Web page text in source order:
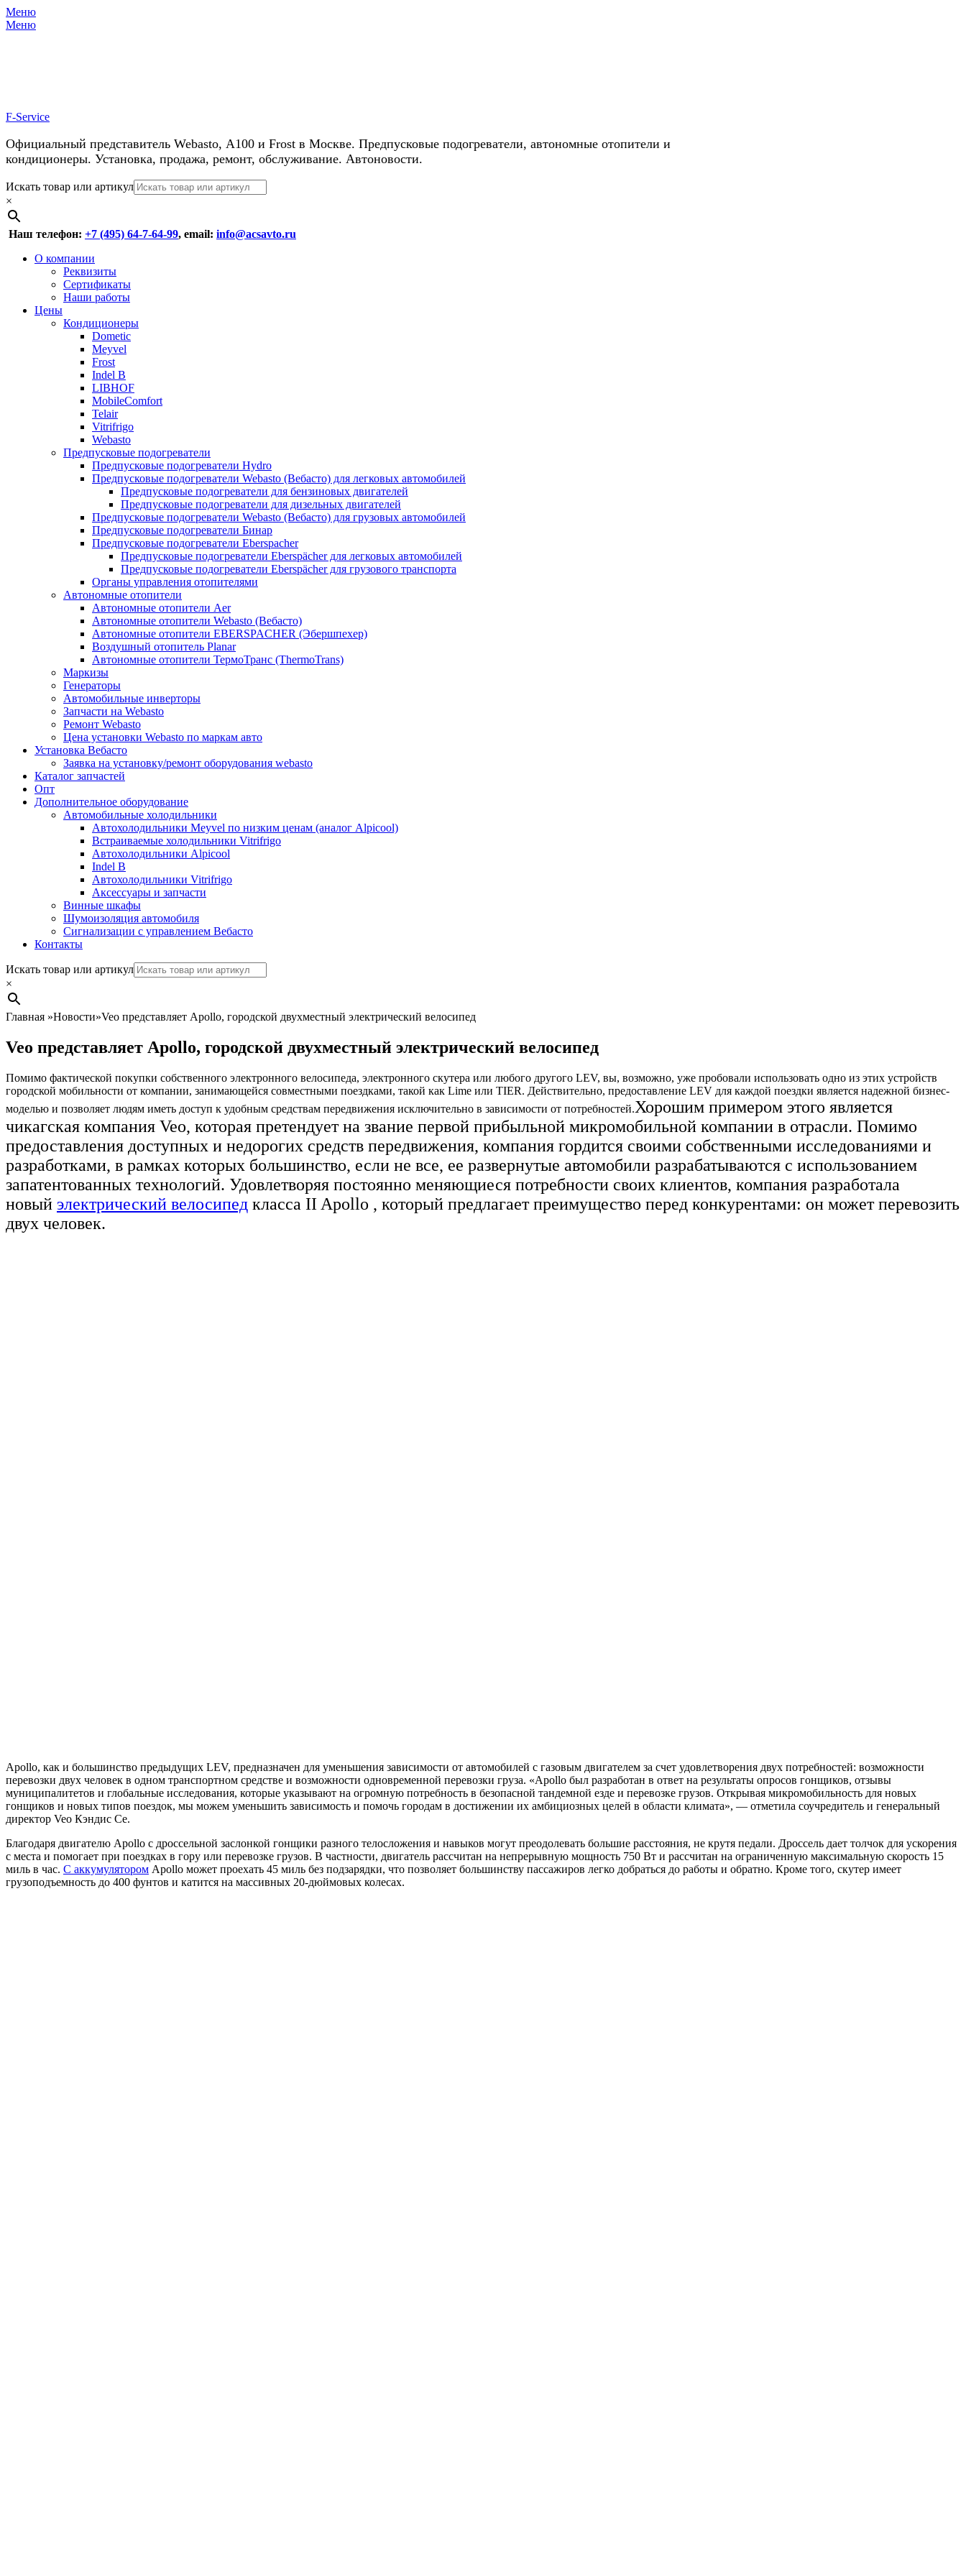
Меню
Меню
F-Service
Официальный представитель Webasto, А100 и Frost в Москве. Предпусковые подогреватели, автономные отопители и
кондиционеры. Установка, продажа, ремонт, обслуживание. Автоновости.
Header
Right
Menu
Перейти
к
содержимому
Искать товар или артикул
×
Наш телефон: +7 (495) 64-7-64-99, email: info@acsavto.ru
Основное
Перейти
содержимому
О компании
Реквизиты
Сертификаты
Наши работы
Цены
Кондиционеры
Dometic
Meyvel
Frost
Indel B
LIBHOF
MobileComfort
Telair
Vitrifrigo
Webasto
Предпусковые подогреватели
Предпусковые подогреватели Hydro
Предпусковые подогреватели Webasto (Вебасто) для легковых автомобилей
Предпусковые подогреватели для бензиновых двигателей
Предпусковые подогреватели для дизельных двигателей
Предпусковые подогреватели Webasto (Вебасто) для грузовых автомобилей
Предпусковые подогреватели Бинар
Предпусковые подогреватели Eberspacher
Предпусковые подогреватели Eberspächer для легковых автомобилей
Предпусковые подогреватели Eberspächer для грузового транспорта
Органы управления отопителями
Автономные отопители
Автономные отопители Аer
Автономные отопители Webasto (Вебасто)
Автономные отопители EBERSPACHER (Эбершпехер)
Воздушный отопитель Planar
Автономные отопители ТермоТранс (ThermoTrans)
Маркизы
Генераторы
Автомобильные инверторы
Запчасти на Webasto
Ремонт Webasto
Цена установки Webasto по маркам авто
Установка Вебасто
Заявка на установку/ремонт оборудования webasto
Каталог запчастей
Опт
Дополнительное оборудование
Автомобильные холодильники
Автохолодильники Meyvel по низким ценам (аналог Alpicool)
Встраиваемые холодильники Vitrifrigo
Автохолодильники Alpicool
Indel B
Автохолодильники Vitrifrigo
Аксессуары и запчасти
Винные шкафы
Шумоизоляция автомобиля
Сигнализации с управлением Вебасто
Контакты
Search
Искать товар или артикул
×
Главная »Новости»Veo представляет Apollo, городской двухместный электрический велосипед
Veo представляет Apollo, городской двухместный электрический велосипед
Помимо фактической покупки собственного электронного велосипеда, электронного скутера или любого другого LEV, вы, возможно, уже пробовали использовать одно из этих устройств
городской мобильности от компании, занимающейся совместными поездками, такой как Lime или TIER. Действительно, предоставление LEV для каждой поездки является надежной бизнес-
моделью и позволяет людям иметь доступ к удобным средствам передвижения исключительно в зависимости от потребностей.Хорошим примером этого является
чикагская компания Veo, которая претендует на звание первой прибыльной микромобильной компании в отрасли. Помимо
предоставления доступных и недорогих средств передвижения, компания гордится своими собственными исследованиями и
разработками, в рамках которых большинство, если не все, ее развернутые автомобили разрабатываются с использованием
запатентованных технологий. Удовлетворяя постоянно меняющиеся потребности своих клиентов, компания разработала
новый электрический велосипед класса II Apollo , который предлагает преимущество перед конкурентами: он может перевозить
двух человек.
Apollo, как и большинство предыдущих LEV, предназначен для уменьшения зависимости от автомобилей с газовым двигателем за счет удовлетворения двух потребностей: возможности
перевозки двух человек в одном транспортном средстве и возможности одновременной перевозки груза. «Apollo был разработан в ответ на результаты опросов гонщиков, отзывы
муниципалитетов и глобальные исследования, которые указывают на огромную потребность в безопасной тандемной езде и перевозке грузов. Открывая микромобильность для новых
гонщиков и новых типов поездок, мы можем уменьшить зависимость и помочь городам в достижении их амбициозных целей в области климата», — отметила соучредитель и генеральный
директор Veo Кэндис Се.
Благодаря двигателю Apollo с дроссельной заслонкой гонщики разного телосложения и навыков могут преодолевать большие расстояния, не крутя педали. Дроссель дает толчок для ускорения
с места и помогает при поездках в гору или перевозке грузов. В частности, двигатель рассчитан на непрерывную мощность 750 Вт и рассчитан на ограниченную максимальную скорость 15
миль в час. С аккумулятором Apollo может проехать 45 миль без подзарядки, что позволяет большинству пассажиров легко добраться до работы и обратно. Кроме того, скутер имеет
грузоподъемность до 400 фунтов и катится на массивных 20-дюймовых колесах.